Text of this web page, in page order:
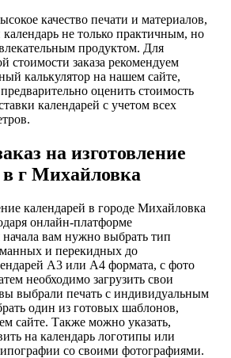
качество печати и материалов,
не только практичным, но
продуктом. Для
стоимости заказа рекомендуем
калькулятор на нашем сайте,
оценить стоимость
календарей с учетом всех
на изготовление
в г Михайловка
календарей в городе Михайловка
онлайн-платформе
вам нужно выбрать тип
и перекидных до
А3 или А4 формата, с фото
необходимо загрузить свои
выбрали печать с индивидуальным
один из готовых шаблонов,
сайте. Также можно указать,
на календарь логотипы или
со своими фотографиями.